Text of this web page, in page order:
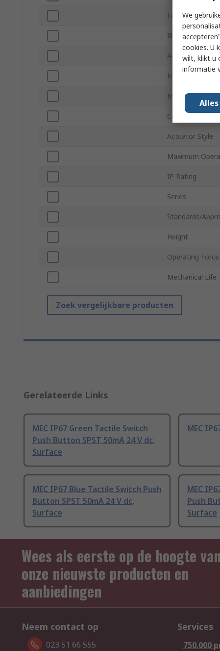
Length
Illuminated
Actuator
Mount Type
Minimum
Contact DC
Actuator Style
Maximum
IP Rating
Series
Standards/
Height
Operating Force
Mechanical Life
Zoek vergelijkbare producten
Gerelateerde Links
MEC IP67 Green Tactile Switch
Push Button SPST 50mA 24 V dc,
Surface
MEC
MEC IP67 Blue Tactile Switch Push
Button SPST 50mA 24 V dc,
Surface
MEC
Push
Surface
Wees als eerste op de hoogte van
onze nieuwste producten en
aanbiedingen
Neem contact op
023 51 66 555
Services
750.000
We
cookies. U
wilt, klikt u
informatie